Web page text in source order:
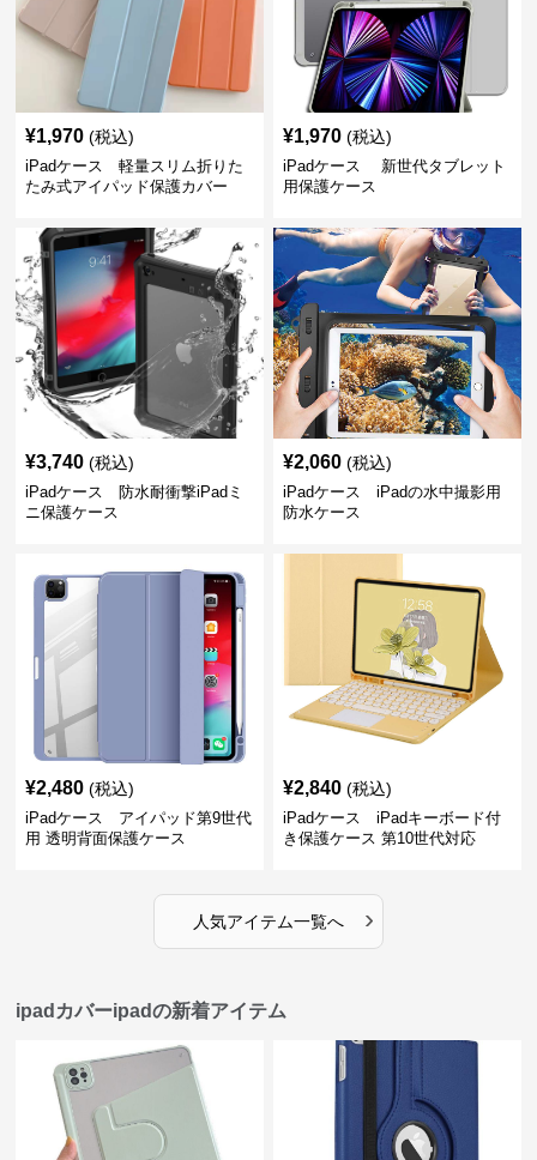
¥1,970 (税込)
iPadケース 軽量スリム折りた
たみ式アイパッド保護カバー
¥1,970 (税込)
iPadケース 新世代タブレット
用保護ケース
¥3,740 (税込)
iPadケース 防水耐衝撃iPadミ
ニ保護ケース
¥2,060 (税込)
iPadケース iPadの水中撮影用
防水ケース
¥2,480 (税込)
iPadケース アイパッド第9世代
用 透明背面保護ケース
¥2,840 (税込)
iPadケース iPadキーボード付
き保護ケース 第10世代対応
人気アイテム一覧へ ›
ipadカバーipadの新着アイテム